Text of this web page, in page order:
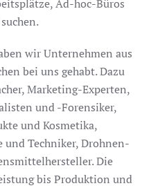
Ad-hoc-Büros
wir Unternehmen aus
bei uns gehabt. Dazu
Marketing-Experten,
und -Forensiker,
und Kosmetika,
Techniker, Drohnen-
Die
bis Produktion und